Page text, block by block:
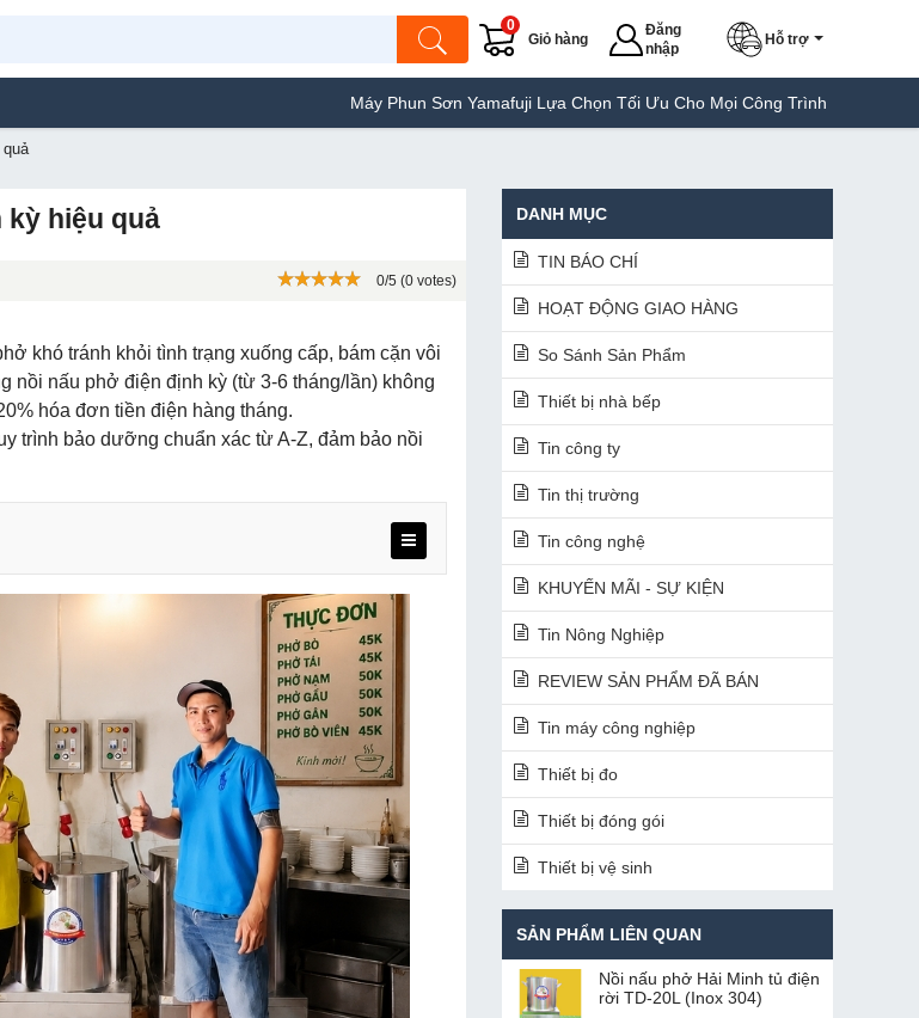
Giỏ hàng
0
Đăng
nhập
Hỗ trợ
Máy Phun Sơn Yamafuji Lựa Chọn Tối Ưu Cho Mọi Công Trình Máy Hàn Túi Yamafuji
hiệu quả
0/5 (0 votes)
khó tránh khỏi tình trạng xuống cấp, bám cặn vôi
nồi nấu phở điện định kỳ (từ 3-6 tháng/lần) không
hóa đơn tiền điện hàng tháng.
trình bảo dưỡng chuẩn xác từ A-Z, đảm bảo nồi
DANH MỤC
TIN BÁO CHÍ
HOẠT ĐỘNG GIAO HÀNG
So Sánh Sản Phẩm
Thiết bị nhà bếp
Tin công ty
Tin thị trường
Tin công nghệ
KHUYẾN MÃI - SỰ KIỆN
Tin Nông Nghiệp
REVIEW SẢN PHẨM ĐÃ BÁN
Tin máy công nghiệp
Thiết bị đo
Thiết bị đóng gói
Thiết bị vệ sinh
SẢN PHẨM LIÊN QUAN
Nồi nấu phở Hải Minh tủ điện
rời TD-20L (Inox 304)